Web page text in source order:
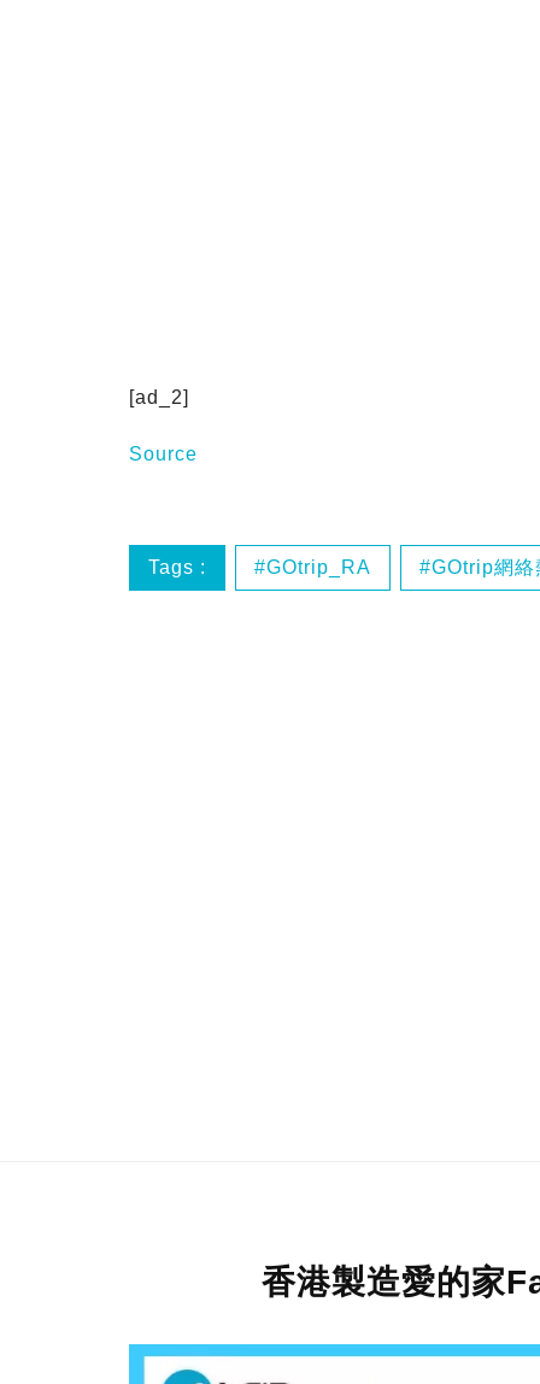
[ad_2]
Source
Tags : GOtrip_RA GOtrip網絡
香港製造愛的家